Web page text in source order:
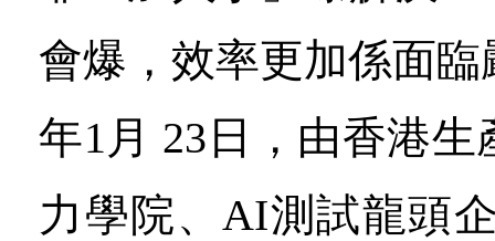
會爆，效率更加係面臨
年1月 23日，由香港
力學院、AI測試龍頭